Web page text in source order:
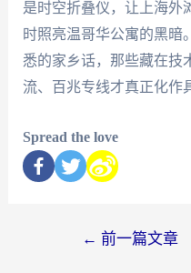
是时空折叠仪，让上海外
时照亮温哥华公寓的黑暗
悉的家乡话，那些藏在技
流、百兆专线才真正化作
Spread the love
← 前一篇文章